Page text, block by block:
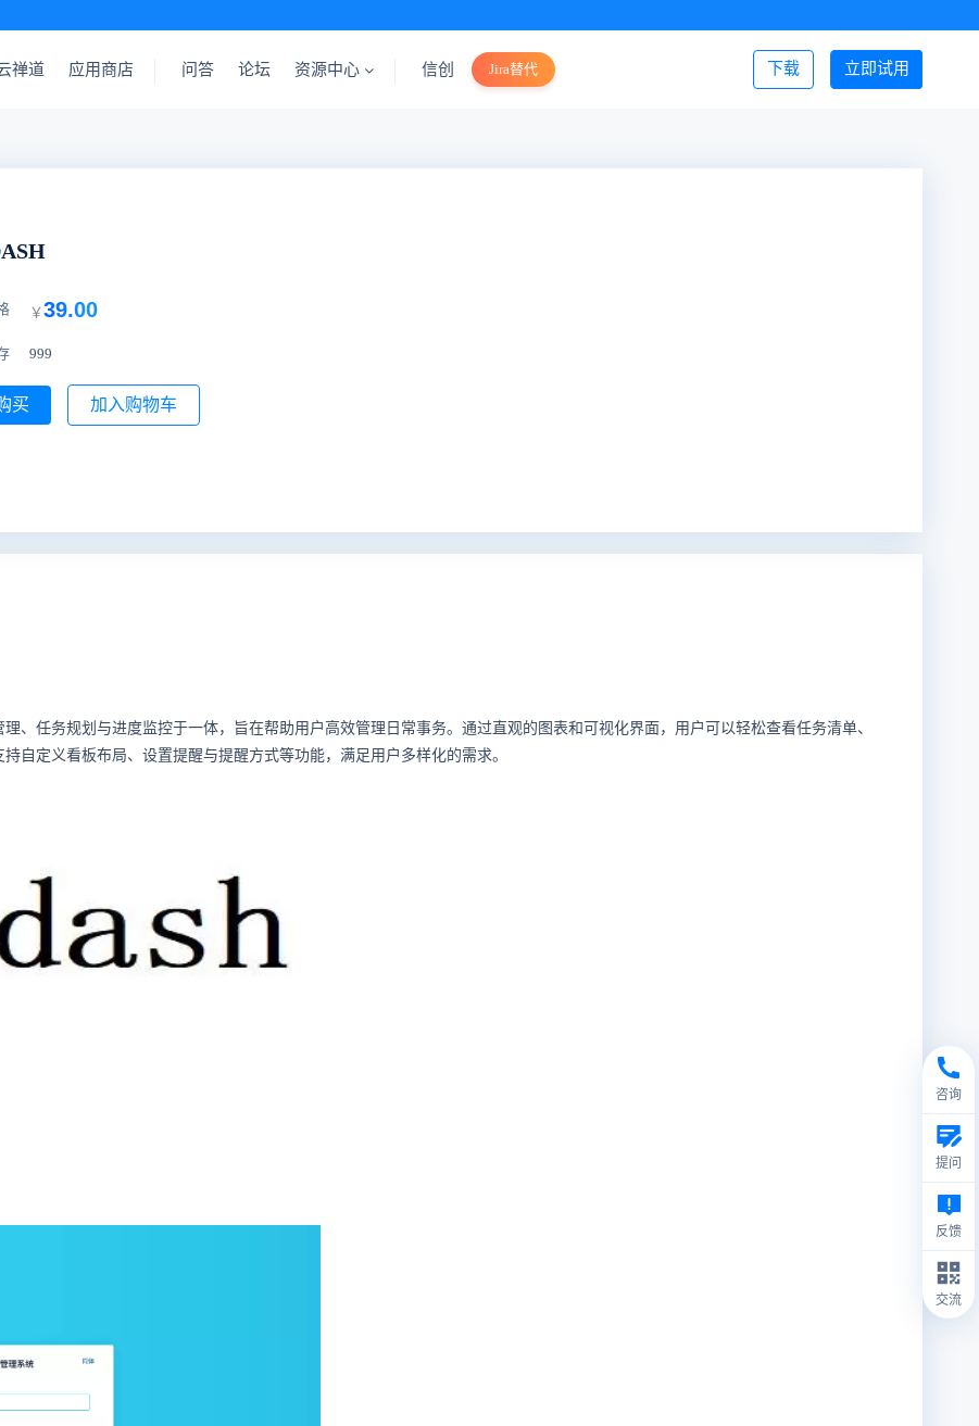
立即试用
下载
禅道 应用商店 问答 论坛 资源中心 信创 Jira替代 登录/注册
￥ 39.00
999
买 加入购物车
、任务规划与进度监控于一体，旨在帮助用户高效管理日常事务。通过直观的图表和可视化界面，用户可以轻松查看任务清单、
自定义看板布局、设置提醒与提醒方式等功能，满足用户多样化的需求。
咨询
提问
反馈
交流